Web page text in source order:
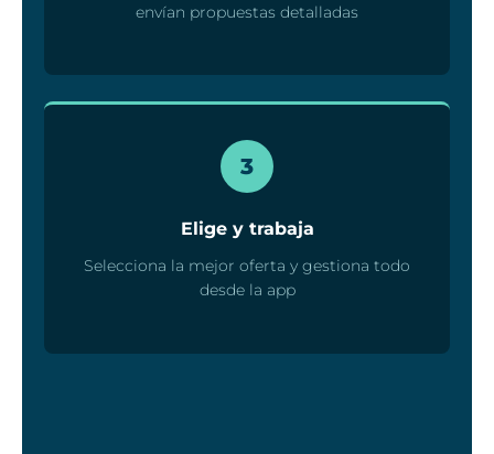
envían propuestas detalladas
3
Elige y trabaja
Selecciona la mejor oferta y gestiona todo
desde la app